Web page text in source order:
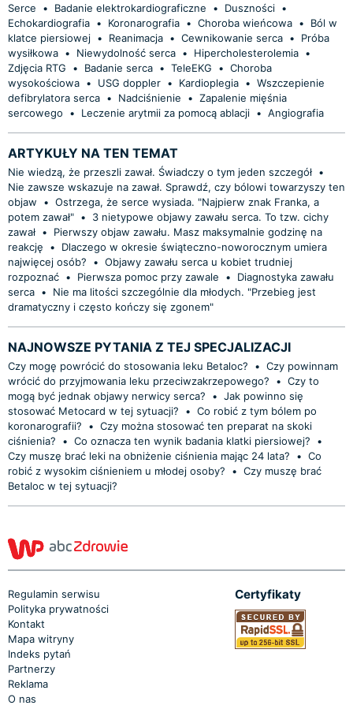
Serce • Badanie elektrokardiograficzne • Duszności •
Echokardiografia • Koronarografia • Choroba wieńcowa •
Ból w
klatce piersiowej • Reanimacja • Cewnikowanie serca •
Próba
wysiłkowa • Niewydolność serca • Hipercholesterolemia •
Zdjęcia RTG
• Badanie serca • TeleEKG • Choroba
wysokościowa • USG doppler • Kardioplegia • Wszczepienie
defibrylatora serca • Nadciśnienie • Zapalenie mięśnia
sercowego
• Leczenie arytmii za pomocą ablacji • Angiografia
ARTYKUŁY NA TEN TEMAT
Nie wiedzą, że przeszli zawał. Świadczy o tym jeden szczegół •
Nie zawsze wskazuje na zawał. Sprawdź, czy bólowi towarzyszy ten
objaw
• Ostrzega, że serce wysiada. "Najpierw znak Franka, a
potem zawał" •
3 nietypowe objawy zawału serca. To tzw. cichy
zawał •
Pierwszy objaw zawału. Masz maksymalnie godzinę na
reakcję
•
Dlaczego w okresie świąteczno-noworocznym umiera
najwięcej osób?
• Objawy zawału serca u kobiet trudniej
rozpoznać • Pierwsza pomoc przy zawale •
Diagnostyka zawału
serca •
Nie ma litości szczególnie dla młodych. "Przebieg jest
dramatyczny i często kończy się zgonem"
NAJNOWSZE PYTANIA Z TEJ SPECJALIZACJI
Czy mogę powrócić do stosowania leku Betaloc? • Czy powinnam
wrócić do przyjmowania leku przeciwzakrzepowego?
• Czy to
mogą być jednak objawy nerwicy serca?
• Jak powinno się
stosować Metocard w tej sytuacji?
• Co robić z tym bólem po
koronarografii?
• Czy można stosować ten preparat na skoki
ciśnienia?
• Co oznacza ten wynik badania klatki piersiowej?
•
Czy muszę brać leki na obniżenie ciśnienia mając 24 lata?
• Co
robić z wysokim ciśnieniem u młodej osoby?
• Czy muszę brać
Betaloc w tej sytuacji?
Regulamin serwisu
Polityka prywatności
Kontakt
Mapa witryny
Indeks pytań
Partnerzy
Reklama
O nas
Certyfikaty